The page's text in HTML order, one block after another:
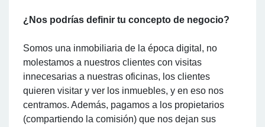
¿Nos podrías definir tu concepto de negocio?
Somos una inmobiliaria de la época digital, no
molestamos a nuestros clientes con visitas
innecesarias a nuestras oficinas, los clientes
quieren visitar y ver los inmuebles, y en eso nos
centramos. Además, pagamos a los propietarios
(compartiendo la comisión) que nos dejan sus